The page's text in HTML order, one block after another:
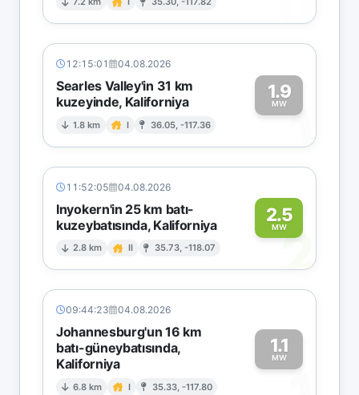
12:15:01 04.08.2026
Searles Valley'in 31 km
kuzeyinde, Kaliforniya
1.8 km I 36.05, -117.36
1.9
MW1
11:52:05 04.08.2026
Inyokern'in 25 km batı-
kuzeybatısında, Kaliforniya
2.8 km II 35.73, -118.07
2.5
MW2
09:44:23 04.08.2026
Johannesburg'un 16 km
batı-güneybatısında,
Kaliforniya
6.8 km I 35.33, -117.80
1.1
MW